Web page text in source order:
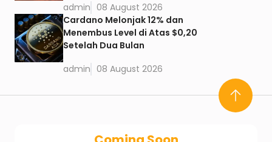
admin 08 August 2026
Cardano Melonjak 12% dan
Menembus Level di Atas $0,20
Setelah Dua Bulan
admin 08 August 2026